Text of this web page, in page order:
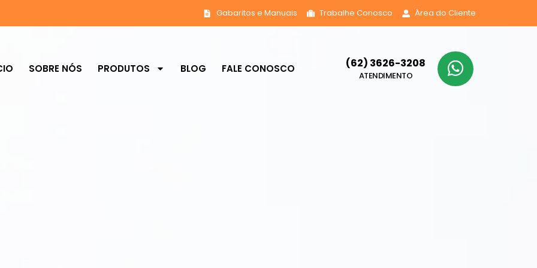
Gabaritos e Manuais Trabalhe Conosco Área do Cliente
SOBRE NÓS PRODUTOS BLOG FALE CONOSCO (62) 3626-3208
ATENDIMENTO